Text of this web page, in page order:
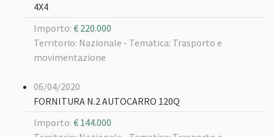
4X4
Importo: € 220.000
Territorio: Nazionale - Tematica: Trasporto e
movimentazione
06/04/2020
FORNITURA N.2 AUTOCARRO 120Q
Importo: € 144.000